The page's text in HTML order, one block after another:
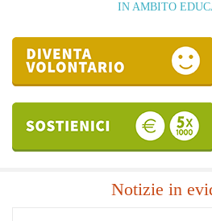
IN AMBITO
Notizie in